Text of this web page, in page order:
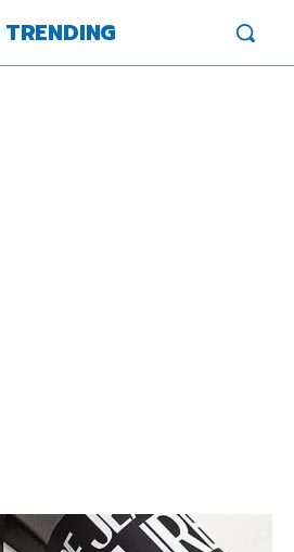
TRENDING